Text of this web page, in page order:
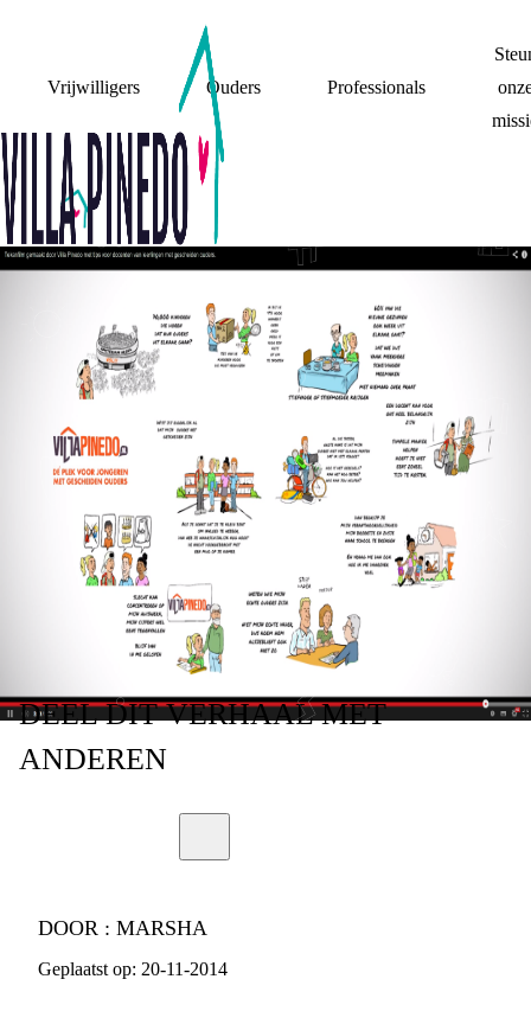
Vrijwilligers Ouders Professionals
ANIMATIEVIDEO
VOOR DOCENTEN
DEELDIT VERHAALMET
ANDEREN
DOOR : MARSHA
Geplaatst op: 20-11-2014